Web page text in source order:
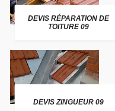
DEVIS RÉPARATION DE
TOITURE 09
DEVIS ZINGUEUR 09